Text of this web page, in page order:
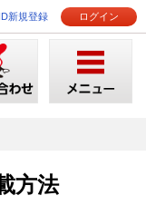
新規登録 ログイン
方法